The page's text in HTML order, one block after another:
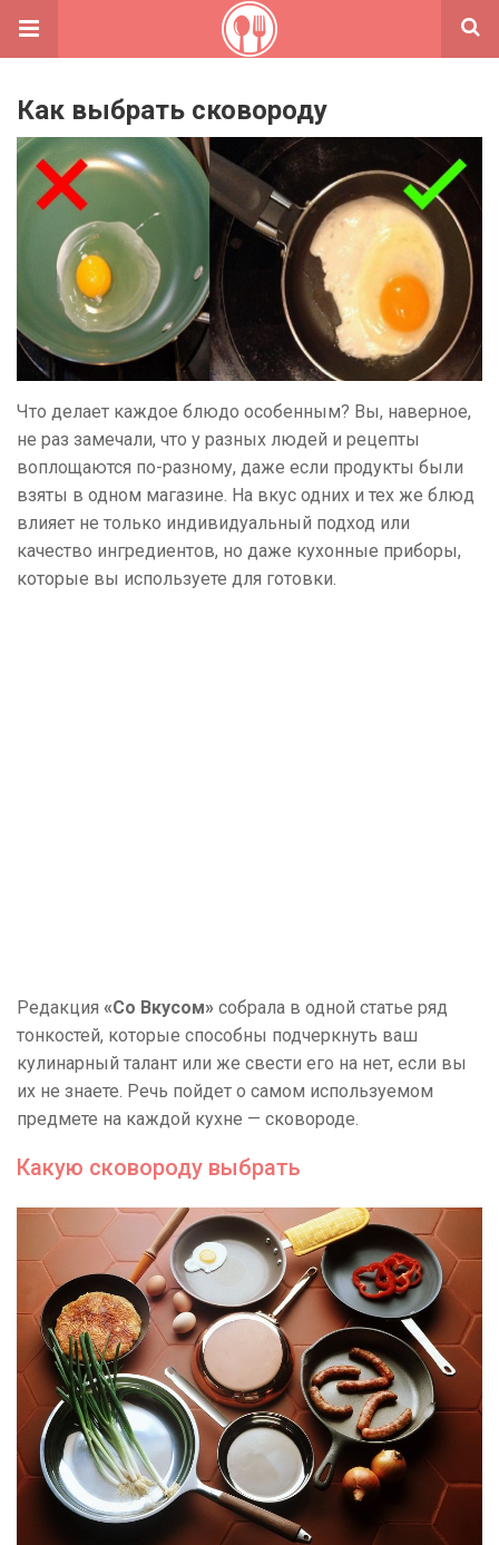
Как выбрать сковороду
Что делает каждое блюдо особенным? Вы, наверное,
не раз замечали, что у разных людей и рецепты
воплощаются по-разному, даже если продукты были
взяты в одном магазине. На вкус одних и тех же блюд
влияет не только индивидуальный подход или
качество ингредиентов, но даже кухонные приборы,
которые вы используете для готовки.
Редакция «Со Вкусом» собрала в одной статье ряд
тонкостей, которые способны подчеркнуть ваш
кулинарный талант или же свести его на нет, если вы
их не знаете. Речь пойдет о самом используемом
предмете на каждой кухне — сковороде.
Какую сковороду выбрать